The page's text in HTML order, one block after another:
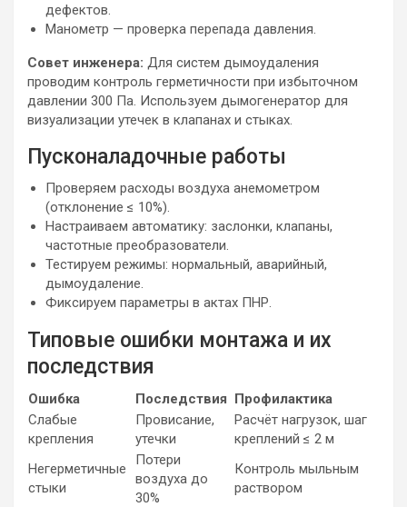
дефектов.
Манометр — проверка перепада давления.
Совет инженера: Для систем дымоудаления
проводим контроль герметичности при избыточном
давлении 300 Па. Используем дымогенератор для
визуализации утечек в клапанах и стыках.
Пусконаладочные работы
Проверяем расходы воздуха анемометром
(отклонение ≤ 10%).
Настраиваем автоматику: заслонки, клапаны,
частотные преобразователи.
Тестируем режимы: нормальный, аварийный,
дымоудаление.
Фиксируем параметры в актах ПНР.
Типовые ошибки монтажа и их
последствия
Ошибка Последствия Профилактика
Слабые
крепления
Провисание,
утечки
Расчёт нагрузок, шаг
креплений ≤ 2 м
Негерметичные
стыки
Потери
воздуха до
30%
Контроль мыльным
раствором